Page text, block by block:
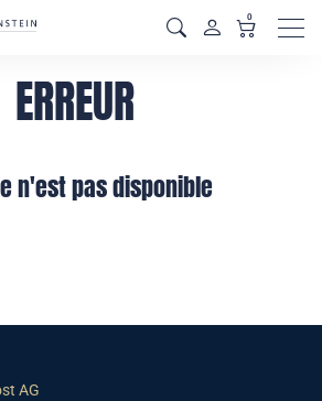
0
ERREUR
n'est pas disponible
AG